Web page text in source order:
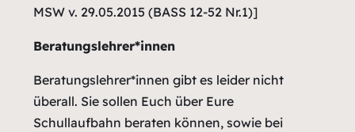
MSW v. 29.05.2015 (BASS 12-52 Nr.1)]
Beratungslehrer*innen
Beratungslehrer*innen gibt es leider nicht
überall. Sie sollen Euch über Eure
Schullaufbahn beraten können, sowie bei